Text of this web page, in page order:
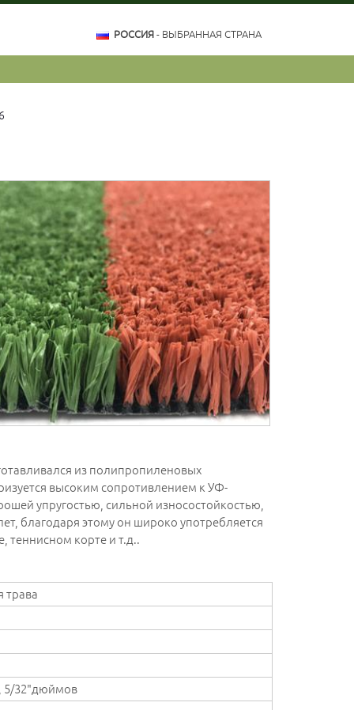
РОССИЯ - ВЫБРАННАЯ СТРАНА
из полипропиленовых
высоким сопротивлением к УФ-
упругостью, сильной износостойкостью,
благодаря этому он широко употребляется
теннисном корте и т.д..
трава
5/32"дюймов